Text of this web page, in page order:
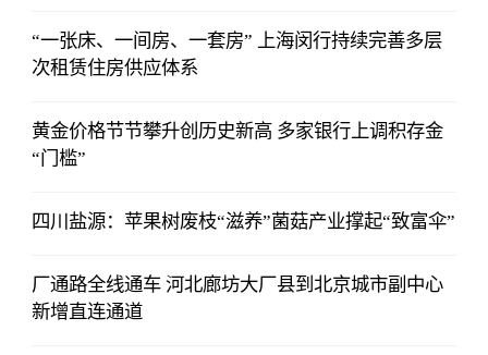
“一张床、一间房、一套房” 上海闵行持续完善多层
次租赁住房供应体系
黄金价格节节攀升创历史新高 多家银行上调积存金
“门槛”
四川盐源：苹果树废枝“滋养”菌菇产业撑起“致富伞”
厂通路全线通车 河北廊坊大厂县到北京城市副中心
新增直连通道